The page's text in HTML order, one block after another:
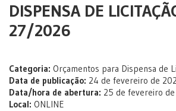
DISPENSA DE
27/2026
Categoria: Orçamentos para Dispensa de
Data de publicação: 24 de fevereiro de
Data/hora de abertura: 25 de fevereiro
Local: ONLINE